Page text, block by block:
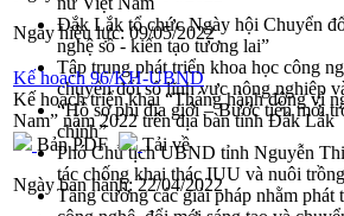
Đắk Lắk tổ chức Ngày hội Chuyển
nghệ số - kiến tạo tương lai”
Tập trung phát triển khoa học công
chuyển đổi số lĩnh vực nông nghiệp
“Hồ sơ phi địa giới – Bước tiến mới
chính”
Phó Chủ tịch UBND tỉnh Nguyễn
tác chống khai thác IUU và nuôi
Tăng cường các giải pháp nhằm phát
Ngày hiệu lực: 09/05/2022
Kế hoạch 96/KH-UBND
Kế hoạch triển khai “Tháng hành động vì
Nam” năm 2022 trên địa bàn tỉnh Đắk Lắk
Bản PDF
Tải về
Ngày ban hành:22/04/2022